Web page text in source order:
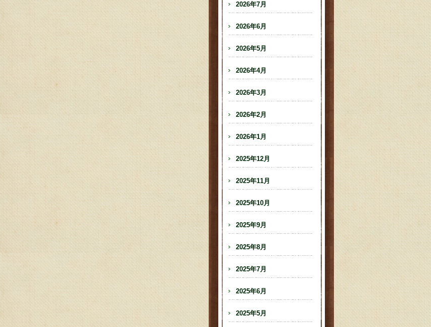
2026年7月
2026年6月
2026年5月
2026年4月
2026年3月
2026年2月
2026年1月
2025年12月
2025年11月
2025年10月
2025年9月
2025年8月
2025年7月
2025年6月
2025年5月